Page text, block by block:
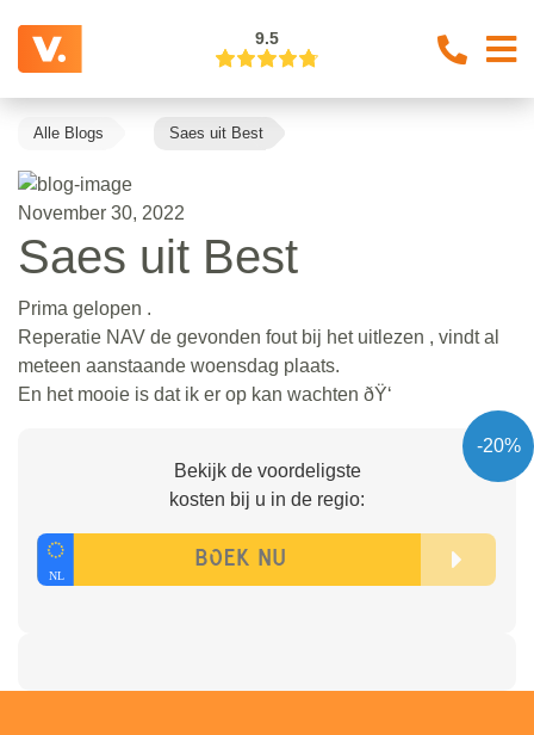
9.5
Alle Blogs Saes uit Best
November 30, 2022
Saes uit Best
Prima gelopen .
Reperatie NAV de gevonden fout bij het uitlezen , vindt al
meteen aanstaande woensdag plaats.
En het mooie is dat ik er op kan wachten ðŸ‘
-20%
Bekijk de voordeligste
kosten bij u in de regio: